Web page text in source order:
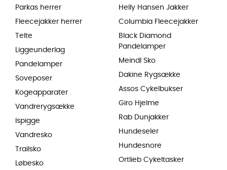
Parkas herrer
Fleecejakker herrer
Telte
Liggeunderlag
Pandelamper
Soveposer
Kogeapparater
Vandrerygsække
Ispigge
Vandresko
Trailsko
Løbesko
Helly Hansen Jakker
Columbia Fleecejakker
Black Diamond
Pandelamper
Meindl Sko
Dakine Rygsække
Assos Cykelbukser
Giro Hjelme
Rab Dunjakker
Hundeseler
Hundesnore
Ortlieb Cykeltasker